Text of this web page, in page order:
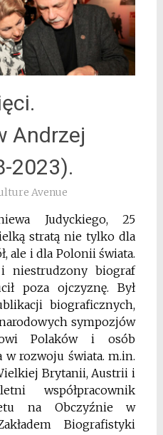
Andrzej
2023).
Avenue
Judyckiego, 25
stratą nie tylko dla
ale i dla Polonii świata.
niestrudzony biograf
poza ojczyznę. Był
biograficznych,
sympozjów
Polaków i osób
rozwoju świata. m.in.
Brytanii, Austrii i
współpracownik
na Obczyźnie w
Biografistyki